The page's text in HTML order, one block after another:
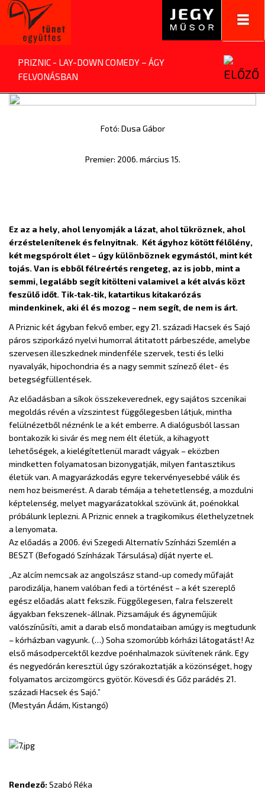
PRIZNIC - LAY-DOWN COMEDY – ÁGY
FELVONÁSBAN
Fotó: Dusa Gábor
Premier: 2006. március 15.
Ez az a hely, ahol lenyomják a lázat, ahol tükröznek, ahol
érzéstelenítenek és felnyitnak. Két ágyhoz kötött félőlény,
két megspórolt élet – úgy különböznek egymástól, mint két
tojás. Van is ebből félreértés rengeteg, az is jobb, mint a
semmi, legalább segít kitölteni valamivel a két alvás közt
feszülő időt. Tik-tak-tik, katartikus kitakarózás
mindenkinek, aki él és mozog – nem segít, de nem is árt.
A Priznic két ágyban fekvő ember, egy 21. századi Hacsek és Sajó
páros sziporkázó nyelvi humorral átitatott párbeszéde, amelybe
szervesen illeszkednek mindenféle szervek, testi és lelki
nyavalyák, hipochondria és a nagy semmit színező élet- és
betegségfüllentések.
Az előadásban a síkok összekeverednek, egy sajátos szcenikai
megoldás révén a vízszintest függőlegesben látjuk, mintha
felülnézetből néznénk le a két emberre. A dialógusból lassan
bontakozik ki sivár és meg nem élt életük, a kihagyott
lehetőségek, a kielégítetlenül maradt vágyak – eközben
mindketten folyamatosan bizonygatják, milyen fantasztikus
életük van. A magyarázkodás egyre tekervényesebbé válik és
nem hoz beismerést. A darab témája a tehetetlenség, a mozdulni
képtelenség, melyet magyarázatokkal szövünk át, poénokkal
próbálunk leplezni. A Priznic ennek a tragikomikus élethelyzetnek
a lenyomata.
Az előadás a 2006. évi Szegedi Alternatív Színházi Szemlén a
BESZT (Befogadó Színházak Társulása) díját nyerte el.
„Az alcím nemcsak az angolszász stand-up comedy műfaját
parodizálja, hanem valóban fedi a történést – a két szereplő
egész előadás alatt fekszik. Függőlegesen, falra felszerelt
ágyakban fekszenek-állnak. Pizsamájuk és ágyneműjük
valószínűsíti, amit a darab első mondataiban amúgy is megtudunk
– kórházban vagyunk. (…) Soha szomorúbb kórházi látogatást! Az
első másodpercektől kezdve poénhalmazok süvítenek ránk. Egy
és negyedórán keresztül úgy szórakoztatják a közönséget, hogy
folyamatos arcizomgörcs gyötör. Kövesdi és Gőz parádés 21.
századi Hacsek és Sajó.”
(Mestyán Ádám, Kistangó)
Rendező:Szabó Réka